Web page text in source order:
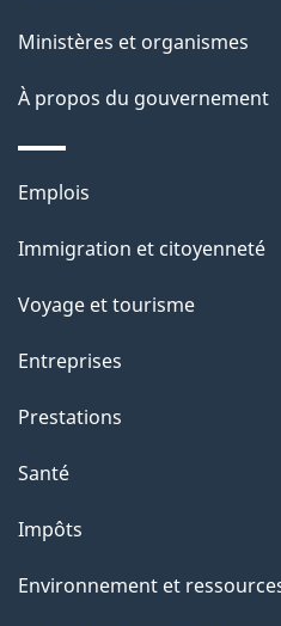
p
a
Ministères et organismes
À propos du gouvernement
Thèmes
sujets
Emplois
Immigration et citoyenneté
Voyage et tourisme
Entreprises
Prestations
Santé
Impôts
Environnement et